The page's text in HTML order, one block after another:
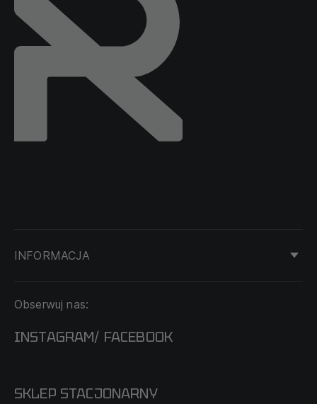
INFORMACJA
DOSTAWA I PŁATNOŚĆ
O NAS
MAPA SERWISU
Obserwuj nas:
INSTAGRAM/ FACEBOOK
SKLEP STACJONARNY